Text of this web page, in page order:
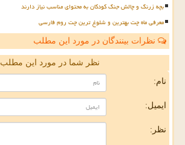
بچه زرنگ و چالش جنگ کودکان به محتوای مناسب نیاز دارند
معرفی ماه چت بهترین و شلوغ ترین چت روم فارسی
نظرات بینندگان در مورد این مطلب
نظر شما در مورد این مطلب
نام:
ایمیل:
نظر: